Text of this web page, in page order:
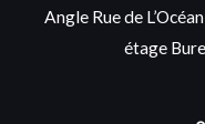
Angle Rue de
étage